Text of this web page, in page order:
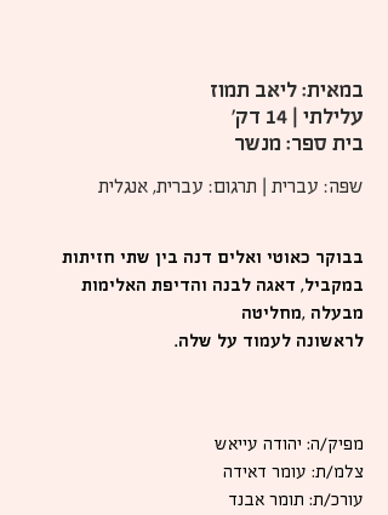
במאית: ליאב תמוז
עלילתי | 14 דק'
בית ספר: מנשר
שפה: עברית | תרגום: עברית, אנגלית
בבוקר כאוטי ואלים דנה בין שתי חזיתות
במקביל, דאגה לבנה והדיפת האלימות
מבעלה ,מחליטה
לראשונה לעמוד על שלה.
מפיק/ה: יהודה עייאש
צלמ/ת: עומר דאידה
עורכ/ת: תומר אבנד